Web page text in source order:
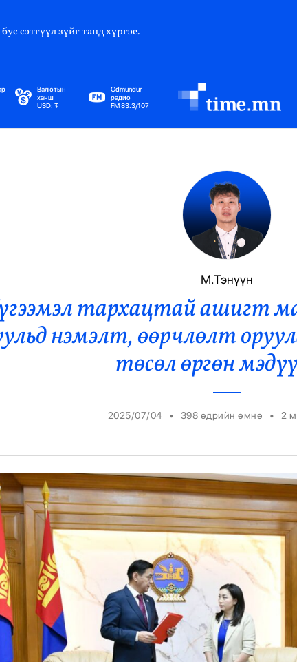
сэтгүүл зүйг танд хүргэе.
Валютын
ханш
USD: ₮
Odmundur
радио
FM 83.3/107
Гадаад Харилцаа
Элчин Сайд
Парламент
Засгийн Газар
Ерөнхийлөгч
М.Тэнүүн
тархацтай ашигт
нэмэлт, өөрчлөлт
төсөл өргөн
2025/07/04 • 398 өдрийн өмнө • 2